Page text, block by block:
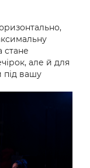
стане
але й для
під вашу